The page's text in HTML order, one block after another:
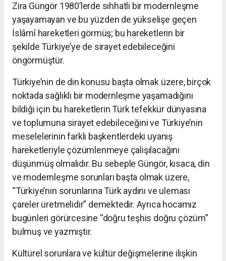
Zira Güngör 1980’lerde sıhhatli bir modernleşme
yaşayamayan ve bu yüzden de yükselişe geçen
İslâmî hareketleri görmüş; bu hareketlerin bir
şekilde Türkiye’ye de sirayet edebileceğini
öngörmüştür.
Türkiye’nin de din konusu başta olmak üzere, birçok
noktada sağlıklı bir modernleşme yaşamadığını
bildiği için bu hareketlerin Türk tefekkür dünyasına
ve toplumuna sirayet edebileceğini ve Türkiye’nin
meselelerinin farklı başkentlerdeki uyanış
hareketleriyle çözümlenmeye çalışılacağını
düşünmüş olmalıdır. Bu sebeple Güngör, kısaca, din
ve modernleşme sorunları başta olmak üzere,
“Türkiye’nin sorunlarına Türk aydını ve uleması
çareler üretmelidir” demektedir. Ayrıca hocamız
bugünleri görürcesine “doğru teşhis doğru çözüm”
bulmuş ve yazmıştır.
Kültürel sorunlara ve kültür değişmelerine ilişkin